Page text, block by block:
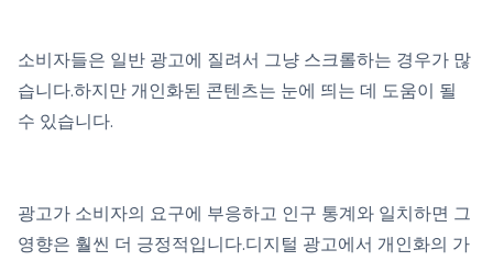
소비자들은 일반 광고에 질려서 그냥 스크롤하는 경우가 많
습니다.하지만 개인화된 콘텐츠는 눈에 띄는 데 도움이 될
수 있습니다.
광고가 소비자의 요구에 부응하고 인구 통계와 일치하면 그
영향은 훨씬 더 긍정적입니다.디지털 광고에서 개인화의 가